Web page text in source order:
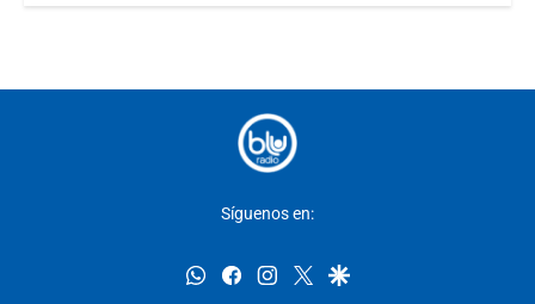
Síguenos en:
whatsappfacebookinstagram
twittergoogle